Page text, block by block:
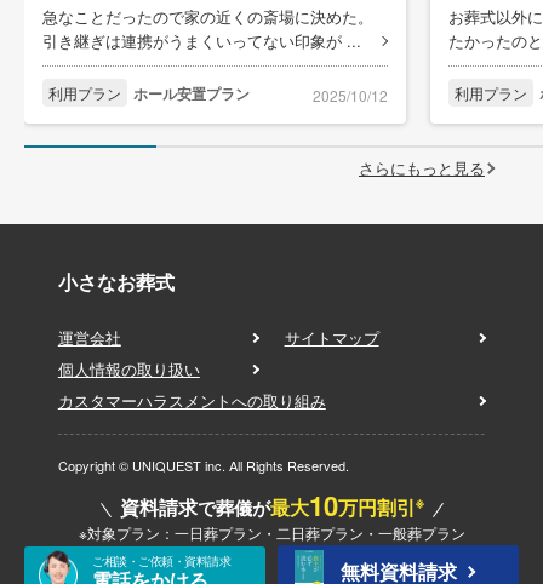
急なことだったので家の近くの斎場に決めた。
引き継ぎは連携がうまくいってない印象が ...
利用プラン ホール安置プラン 2025/10/12
お葬式以外
たかったの
利用プラン
さらにもっと見る
小さなお葬式
運営会社
サイトマップ
個人情報の取り扱い
カスタマーハラスメントへの取り組み
Copyright © UNIQUEST inc. All Rights Reserved.
資料請求で葬儀が最大10万円割引※
※対象プラン：一日葬プラン・二日葬プラン・一般葬プラン
ご相談・ご依頼・資料請求 無料資料請求